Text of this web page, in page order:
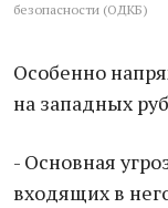
безопасности (ОДКБ)
Особенно
на западных
- Основная
входящих в